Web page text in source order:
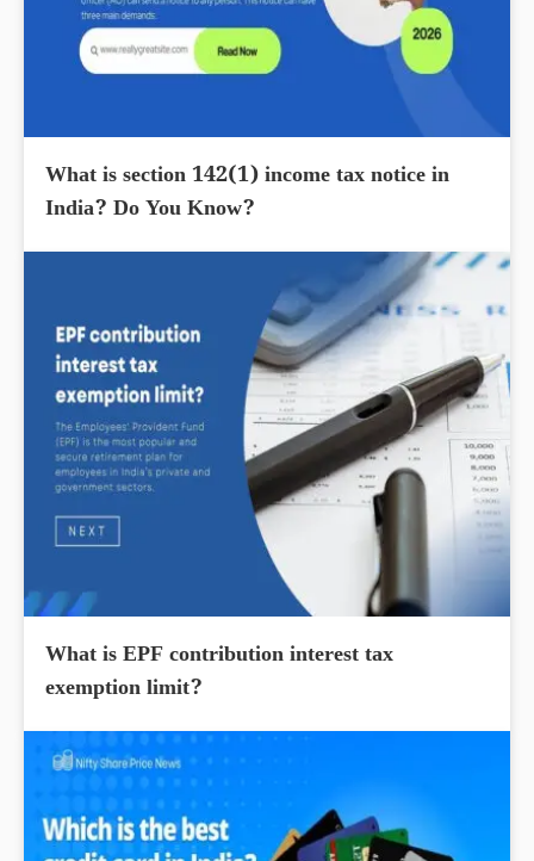
What is section 142(1) income tax notice in
India? Do You Know?
What is EPF contribution interest tax
exemption limit?